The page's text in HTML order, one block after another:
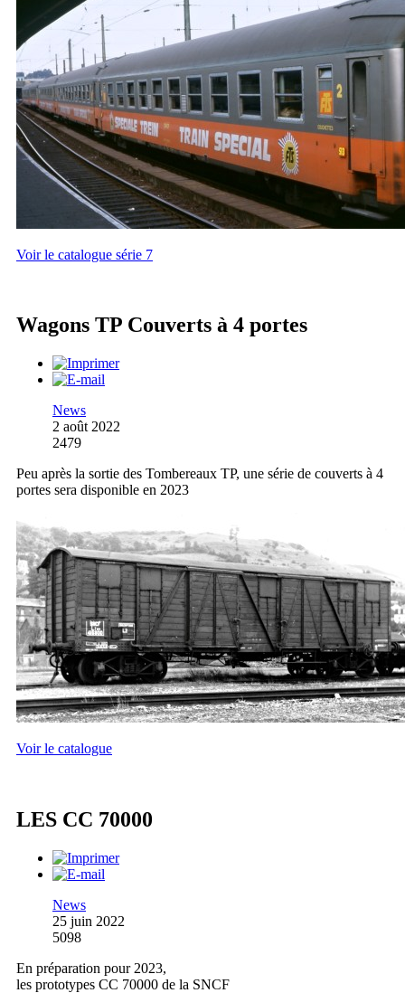
Voir le catalogue série 7
Wagons TP Couverts à 4 portes
News
2 août 2022
2479
Peu après la sortie des Tombereaux TP, une série de couverts à 4
portes sera disponible en 2023
Voir le catalogue
LES CC 70000
News
25 juin 2022
5098
En préparation pour 2023,
les prototypes CC 70000 de la SNCF